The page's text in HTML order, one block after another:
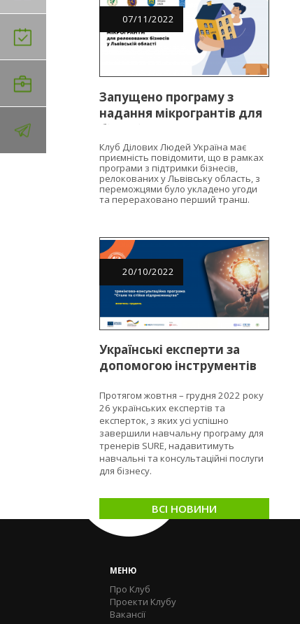
07/11/2022
Запущено програму з
надання мікрогрантів для
бізнесів, релокованих у
Львівську область
Клуб Ділових Людей Україна має
приємність повідомити, що в рамках
програми з підтримки бізнесів,
релокованих у Львівську область, з
переможцями було укладено угоди
та перераховано перший транш.
20/10/2022
Українські експерти за
допомогою інструментів
сприятимуть МСБ ставати
сталими та стійкими
Протягом жовтня – грудня 2022 року
26 українських експертів та
експерток, з яких усі успішно
завершили навчальну програму для
тренерів SURE, надавитимуть
навчальні та консультаційні послуги
для бізнесу.
ВСІ НОВИНИ
МЕНЮ
Про Клуб
Проекти Клубу
Вакансії